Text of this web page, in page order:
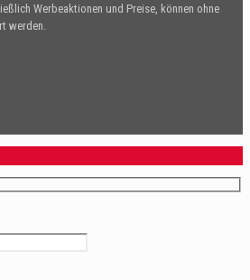
Werbeaktionen und Preise, können ohne
werden.